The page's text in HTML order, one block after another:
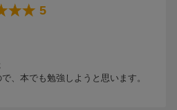
5
、本でも勉強しようと思います。